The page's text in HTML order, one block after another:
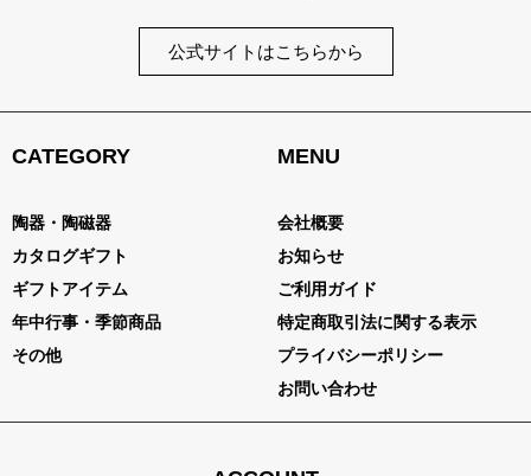
公式サイトはこちらから
CATEGORY
陶器・陶磁器
カタログギフト
ギフトアイテム
年中行事・季節商品
その他
MENU
会社概要
お知らせ
ご利用ガイド
特定商取引法に関する表示
プライバシーポリシー
お問い合わせ